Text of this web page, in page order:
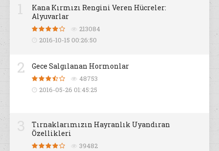
Kana Kırmızı Rengini Veren Hücreler:
Alyuvarlar
213084
2016-10-15 00:26:50
2 Gece Salgılanan Hormonlar
48753
2016-05-26 01:45:25
Tırnaklarımızın Hayranlık Uyandıran
Özellikleri
39482